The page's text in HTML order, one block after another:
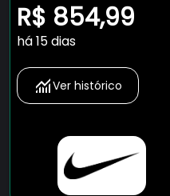
R$ 854,99
há 15 dias
Ver histórico